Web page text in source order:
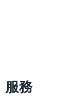
服務